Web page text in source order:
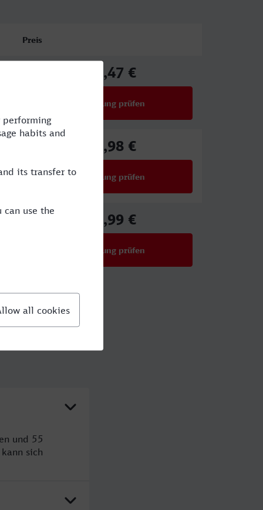
Preis
64,47 €
Verbindung prüfen
67,98 €
Verbindung prüfen
63,99 €
Verbindung prüfen
und 55
sich